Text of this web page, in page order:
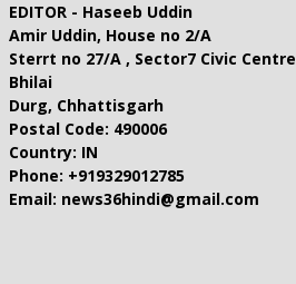
EDITOR - Haseeb Uddin
Amir Uddin, House no 2/A
Sterrt no 27/A , Sector7 Civic Centre
Bhilai
Durg, Chhattisgarh
Postal Code: 490006
Country: IN
Phone: +919329012785
Email: news36hindi@gmail.com